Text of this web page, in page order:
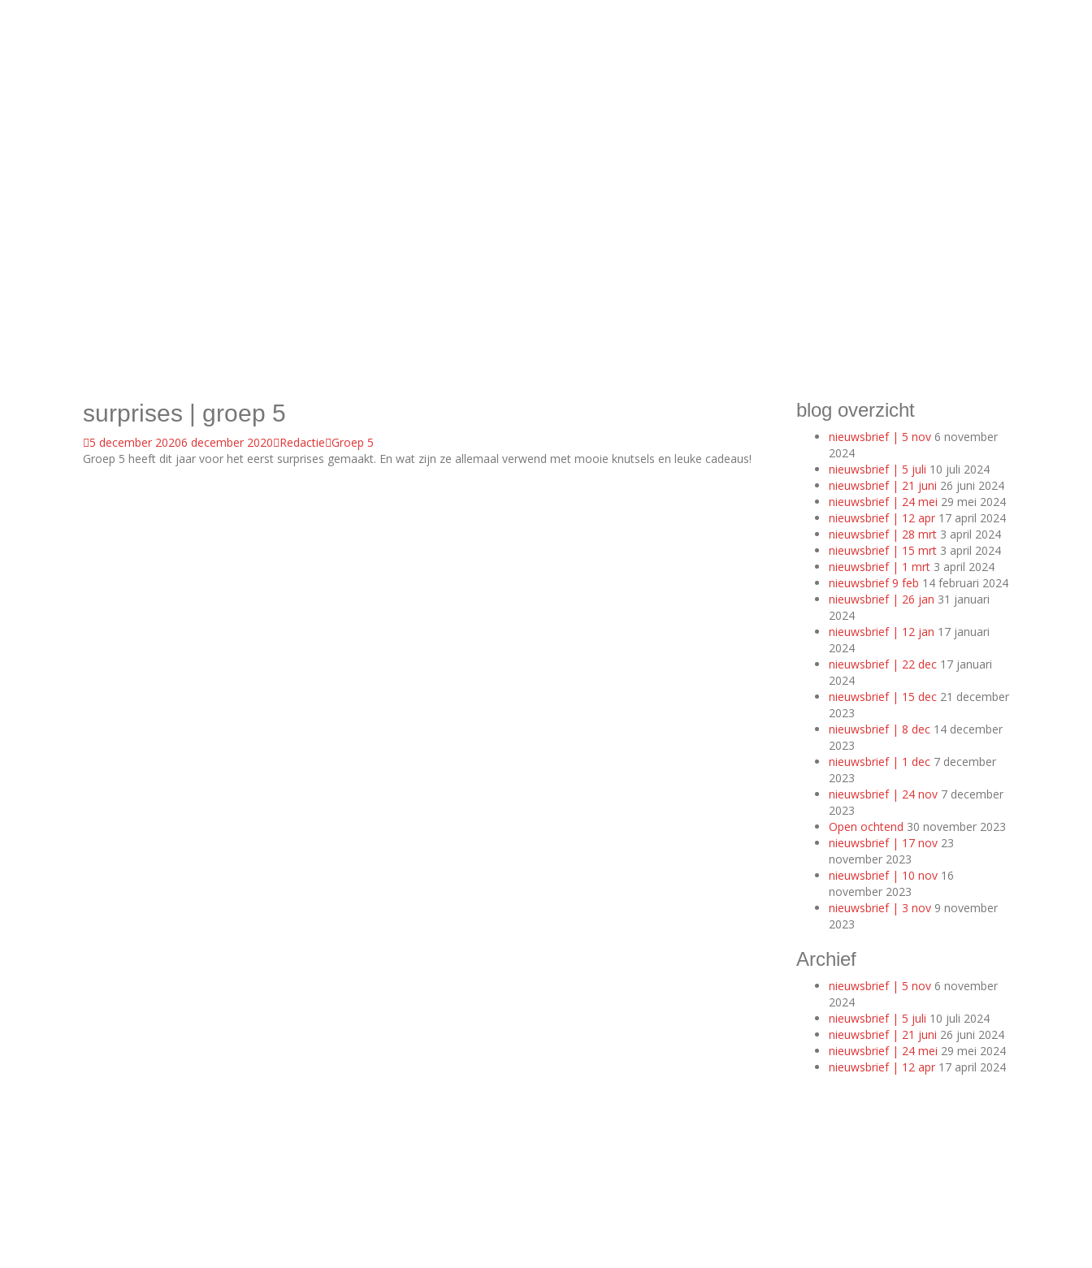
surprises | groep 5
5 december 20206 december 2020 Redactie Groep 5
Groep 5 heeft dit jaar voor het eerst surprises gemaakt. En wat zijn ze allemaal verwend met mooie knutsels en leuke cadeaus!
blog overzicht
nieuwsbrief | 5 nov 6 november
2024
nieuwsbrief | 5 juli 10 juli 2024
nieuwsbrief | 21 juni 26 juni 2024
nieuwsbrief | 24 mei 29 mei 2024
nieuwsbrief | 12 apr 17 april 2024
nieuwsbrief | 28 mrt 3 april 2024
nieuwsbrief | 15 mrt 3 april 2024
nieuwsbrief | 1 mrt 3 april 2024
nieuwsbrief 9 feb 14 februari 2024
nieuwsbrief | 26 jan 31 januari
2024
nieuwsbrief | 12 jan 17 januari
2024
nieuwsbrief | 22 dec 17 januari
2024
nieuwsbrief | 15 dec 21 december
2023
nieuwsbrief | 8 dec 14 december
2023
nieuwsbrief | 1 dec 7 december
2023
nieuwsbrief | 24 nov 7 december
2023
Open ochtend 30 november 2023
nieuwsbrief | 17 nov 23
november 2023
nieuwsbrief | 10 nov 16
november 2023
nieuwsbrief | 3 nov 9 november
2023
Archief
nieuwsbrief | 5 nov 6 november
2024
nieuwsbrief | 5 juli 10 juli 2024
nieuwsbrief | 21 juni 26 juni 2024
nieuwsbrief | 24 mei 29 mei 2024
nieuwsbrief | 12 apr 17 april 2024